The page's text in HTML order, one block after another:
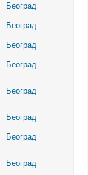
Београд
Београд
Београд
Београд
Београд
Београд
Београд
Београд